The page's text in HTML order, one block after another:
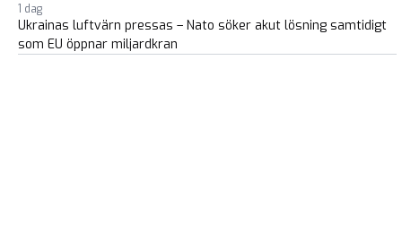
1 dag
Ukrainas luftvärn pressas – Nato söker akut lösning samtidigt
som EU öppnar miljardkran